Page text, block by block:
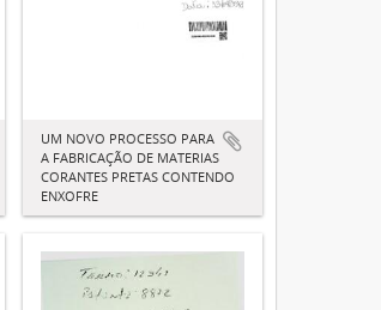
UM NOVO PROCESSO PARA
A FABRICAÇÃO DE MATERIAS
CORANTES PRETAS CONTENDO
ENXOFRE